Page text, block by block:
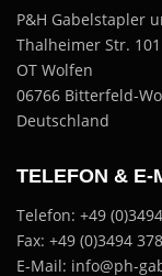
P&H Gabelstapler
Thalheimer Str. 101
OT Wolfen
06766 Bitterfeld-
Deutschland
TELEFON & E-
Telefon: +49
Fax: +49 (0)3494
E-Mail: info@ph-